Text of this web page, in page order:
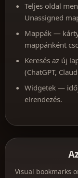
Teljes oldal
Unassigned
Mappák —
mappánként
Keresés az új
(ChatGPT,
Widgetek —
elrendezés.
Visual bookmarks